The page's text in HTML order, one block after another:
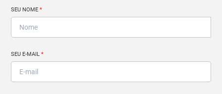
SEU NOME*
SEU E-MAIL*